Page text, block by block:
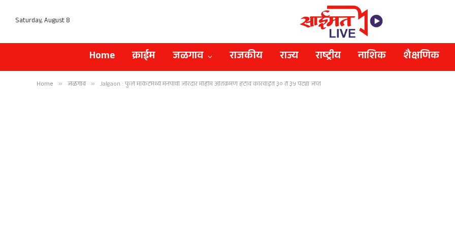
Saturday, August 8
Home क्राईम जळगाव राजकीय राज्य राष्ट्रीय नाशिक शैक्षणिक
Home » जळगाव » Jalgaon : फुले मार्केटमध्ये मनपाची जोरदार मोहीम अतिक्रमण हटाव कारवाईत ३० ते ३५ पेट्या जप्त